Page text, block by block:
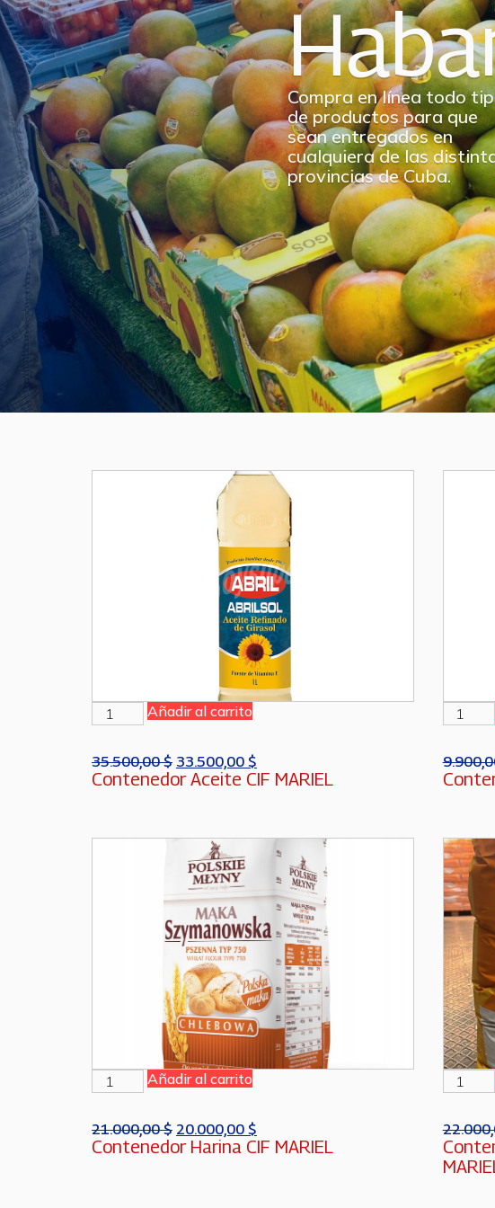
Compra en línea todo
de productos para que
sean entregados en
cualquiera de las
provincias de Cuba.
Añadir al carrito
35.500,00$ 33.500,00 $
Contenedor Aceite CIF MARIEL
Añadir al carrito
21.000,00$ 20.000,00 $
Contenedor Harina CIF MARIEL